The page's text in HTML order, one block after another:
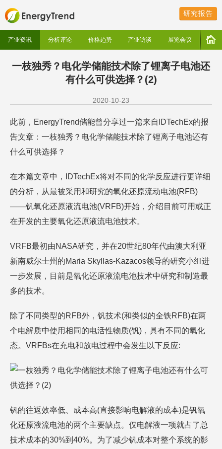
研究报告
产业资讯 分析评论 价格趋势 产业访谈 展览会议
一枝独秀？电化学储能技术除了锂离子电池还
有什么可供选择？(2)
2020-10-23
此前，EnergyTrend储能曾分享过一篇来自IDTechEx的报
告文章：一枝独秀？电化学储能技术除了锂离子电池还有
什么可供选择？
在本篇文章中，IDTechEx将对不同的化学反应进行更详细
的分析，从最被采用和研究的氧化还原流动电池(RFB)
——钒氧化还原液流电池(VRFB)开始，介绍目前可用或正
在开发的主要氧化还原液流电池技术。
VRFB最初由NASA研究，并在20世纪80年代由澳大利亚
新南威尔士州的Maria Skyllas-Kazacos领导的研究小组进
一步发展，目前是氧化还原液流电池技术中研究和制造最
多的技术。
除了不同类型的RFB外，钒技术(和类似的全铁RFB)在两
个电解质中使用相同的电活性物质(钒)，具有不同的氧化
态。VRFBs在充电和放电过程中会发生以下反应:
钒的往返效率低、成本高(直接影响电解液的成本)是钒氧
化还原液流电池的两个主要缺点。仅电解液一项就占了总
技术成本的30%到40%。为了减少钒成本对整个系统的影